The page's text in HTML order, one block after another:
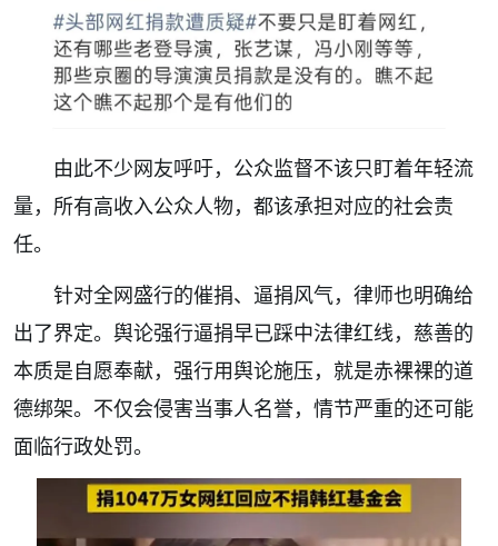
由此不少网友呼吁，公众监督不该只盯着年轻流
量，所有高收入公众人物，都该承担对应的社会责
任。
针对全网盛行的催捐、逼捐风气，律师也明确给
出了界定。舆论强行逼捐早已踩中法律红线，慈善的
本质是自愿奉献，强行用舆论施压，就是赤裸裸的道
德绑架。不仅会侵害当事人名誉，情节严重的还可能
面临行政处罚。